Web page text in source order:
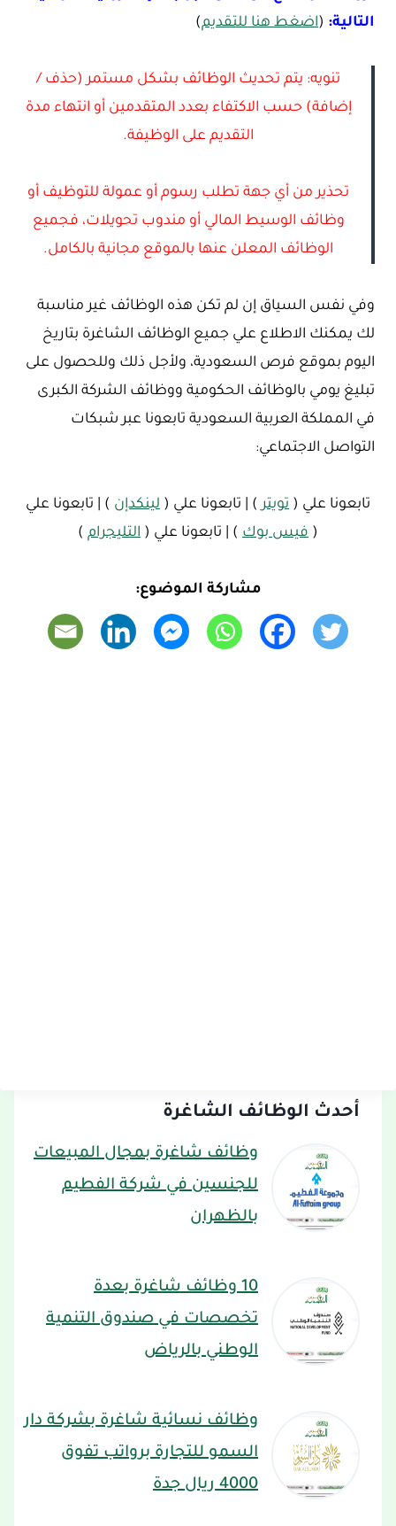
التالية: (اضغط هنا للتقديم)
تنويه: يتم تحديث الوظائف بشكل مستمر (حذف /
إضافة) حسب الاكتفاء بعدد المتقدمين أو انتهاء مدة
التقديم على الوظيفة.
تحذير من أي جهة تطلب رسوم أو عمولة للتوظيف أو
وظائف الوسيط المالي أو مندوب تحويلات، فجميع
الوظائف المعلن عنها بالموقع مجانية بالكامل.
وفي نفس السياق إن لم تكن هذه الوظائف غير مناسبة
لك يمكنك الاطلاع علي جميع الوظائف الشاغرة بتاريخ
اليوم بموقع فرص السعودية، ولأجل ذلك وللحصول على
تبليغ يومي بالوظائف الحكومية ووظائف الشركة الكبرى
في المملكة العربية السعودية تابعونا عبر شبكات
التواصل الاجتماعي:
تابعونا علي ( تويتر ) | تابعونا علي ( لينكدإن ) | تابعونا علي
( فيس بوك ) | تابعونا علي ( التليجرام )
مشاركة الموضوع:
أحدث الوظائف الشاغرة
وظائف شاغرة بمجال المبيعات
للجنسين في شركة الفطيم
بالظهران
10 وظائف شاغرة بعدة
تخصصات في صندوق التنمية
الوطني بالرياض
وظائف نسائية شاغرة بشركة دار
السمو للتجارة برواتب تفوق
4000 ريال جدة